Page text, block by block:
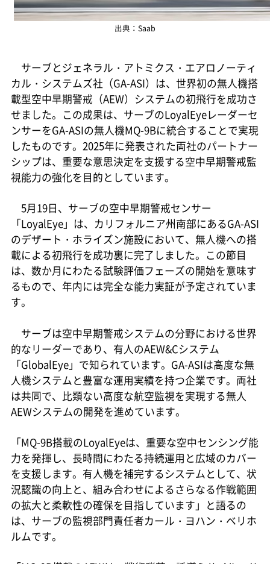
出典：Saab
サーブとジェネラル・アトミクス・エアロノーティ
カル・システムズ社（GA-ASI）は、世界初の無人機搭
載型空中早期警戒（AEW）システムの初飛行を成功さ
せました。この成果は、サーブのLoyalEyeレーダーセ
ンサーをGA-ASIの無人機MQ-9Bに統合することで実現
したものです。2025年に発表された両社のパートナー
シップは、重要な意思決定を支援する空中早期警戒監
視能力の強化を目的としています。
5月19日、サーブの空中早期警戒センサー
「LoyalEye」は、カリフォルニア州南部にあるGA-ASI
のデザート・ホライズン施設において、無人機への搭
載による初飛行を成功裏に完了しました。この節目
は、数か月にわたる試験評価フェーズの開始を意味す
るもので、年内には完全な能力実証が予定されていま
す。
サーブは空中早期警戒システムの分野における世界
的なリーダーであり、有人のAEW&Cシステム
「GlobalEye」で知られています。GA-ASIは高度な無
人機システムと豊富な運用実績を持つ企業です。両社
は共同で、比類ない高度な航空監視を実現する無人
AEWシステムの開発を進めています。
「MQ-9B搭載のLoyalEyeは、重要な空中センシング能
力を発揮し、長時間にわたる持続運用と広域のカバー
を支援します。有人機を補完するシステムとして、状
況認識の向上と、組み合わせによるさらなる作戦範囲
の拡大と柔軟性の確保を目指しています」と語るの
は、サーブの監視部門責任者カール・ヨハン・ベリホ
ルムです。